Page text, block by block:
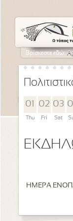
Βρίσκεστε εδώ:
01
Thu
02
Fri
03
Sat
ΗΜΕΡΑ